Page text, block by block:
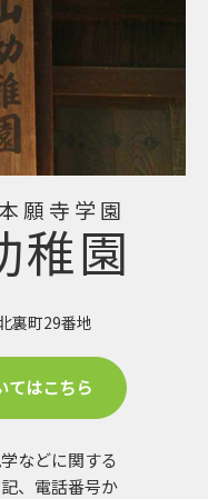
願寺学園
稚園
裏町29番地
てはこちら
などに関する
、電話番号か